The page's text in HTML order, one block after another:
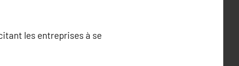
les entreprises à se